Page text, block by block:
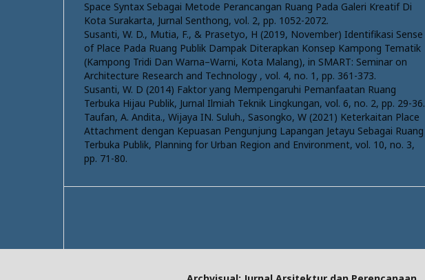
Space Syntax Sebagai Metode Perancangan Ruang Pada Galeri Kreatif Di
Kota Surakarta, Jurnal Senthong, vol. 2, pp. 1052-2072.
Susanti, W. D., Mutia, F., & Prasetyo, H (2019, November) Identifikasi Sense
of Place Pada Ruang Publik Dampak Diterapkan Konsep Kampong Tematik
(Kampong Tridi Dan Warna–Warni, Kota Malang), in SMART: Seminar on
Architecture Research and Technology , vol. 4, no. 1, pp. 361-373.
Susanti, W. D (2014) Faktor yang Mempengaruhi Pemanfaatan Ruang
Terbuka Hijau Publik, Jurnal Ilmiah Teknik Lingkungan, vol. 6, no. 2, pp. 29-36.
Taufan, A. Andita., Wijaya IN. Suluh., Sasongko, W (2021) Keterkaitan Place
Attachment dengan Kepuasan Pengunjung Lapangan Jetayu Sebagai Ruang
Terbuka Publik, Planning for Urban Region and Environment, vol. 10, no. 3,
pp. 71-80.